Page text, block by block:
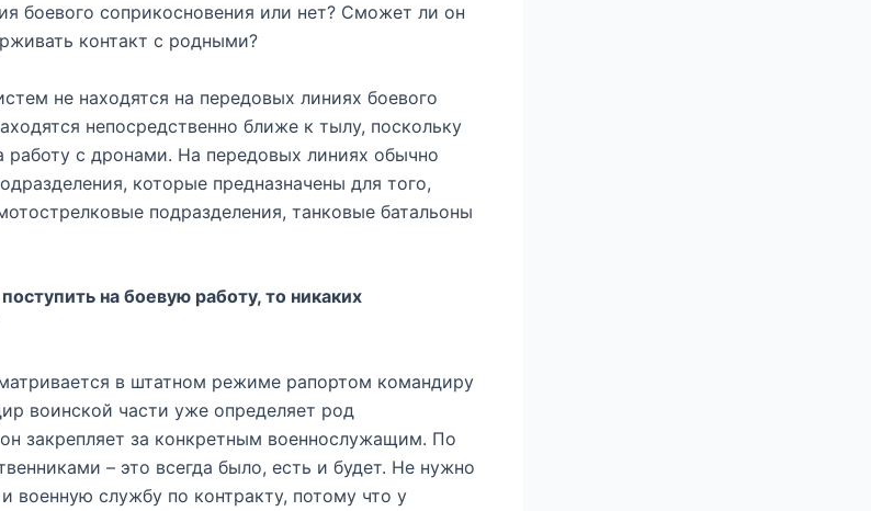
боевого соприкосновения или нет? Сможет ли он
контакт с родными?
не находятся на передовых линиях боевого
непосредственно ближе к тылу, поскольку
работу с дронами. На передовых линиях обычно
которые предназначены для того,
подразделения, танковые батальоны
на боевую работу, то никаких
в штатном режиме рапортом командиру
воинской части уже определяет род
закрепляет за конкретным военнослужащим. По
– это всегда было, есть и будет. Не нужно
военную службу по контракту, потому что у